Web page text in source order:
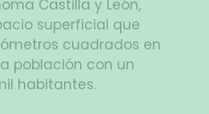
Castilla y León,
superficial que
cuadrados en
población con un
habitantes.